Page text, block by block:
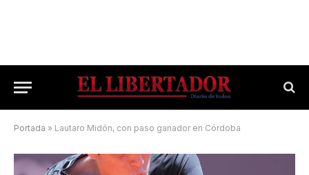
Portada » Lautaro Midón, con paso ganador en Córdoba